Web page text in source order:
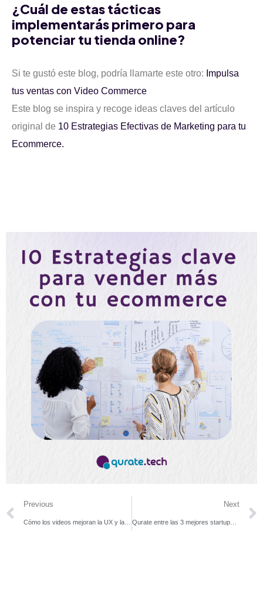
¿Cuál de estas tácticas
implementarás primero para
potenciar tu tienda online?
Si te gustó este blog, podría llamarte este otro: Impulsa
tus ventas con Video Commerce
Este blog se inspira y recoge ideas claves del artículo
original de 10 Estrategias Efectivas de Marketing para tu
Ecommerce.
Previous Next
Qurate entre las 3 mejores startups en el Open Salcobrand